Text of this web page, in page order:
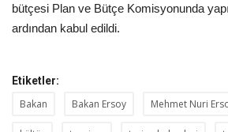
bütçesi Plan ve Bütçe Komisyonunda
ardından kabul edildi.
Etiketler:
Bakan Bakan Ersoy Mehmet Nuri